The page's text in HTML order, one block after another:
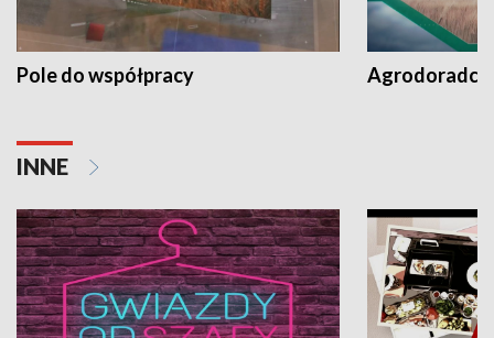
Pole do współpracy Agrodoradcy
INNE